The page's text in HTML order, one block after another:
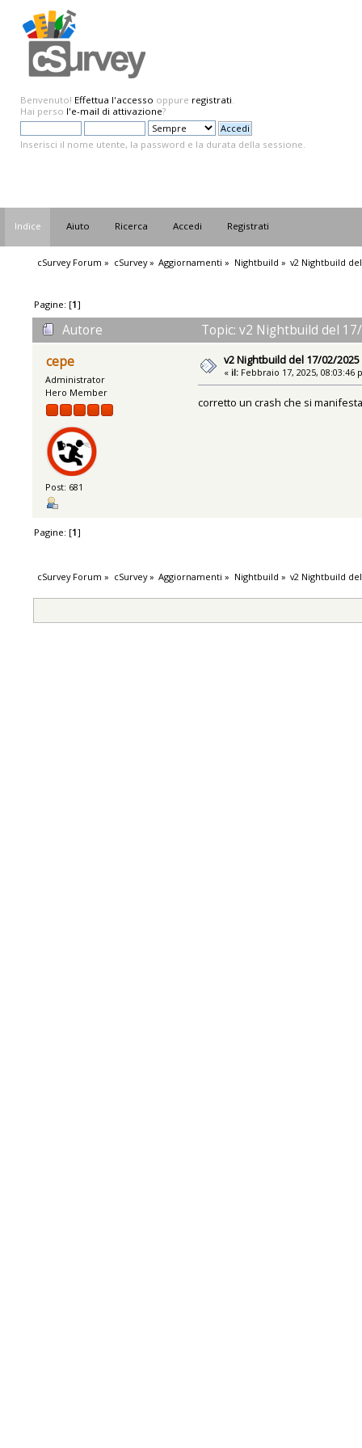
Benvenuto! Effettua l'accesso oppure registrati.
Hai perso l'e-mail di attivazione?
Inserisci il nome utente, la password e la durata della sessione.
Indice Aiuto Ricerca Accedi Registrati
cSurvey Forum » cSurvey» Aggiornamenti » Nightbuild » v2 Nightbuild
Pagine: [1]
Autore
Topic: v2 Nightbuild del
cepe
Administrator
Hero Member
Post: 681
v2 Nightbuild del 17/02/2025
« il: Febbraio 17, 2025, 08:03:46
corretto un crash che si
Pagine: [1]
cSurvey Forum » cSurvey» Aggiornamenti » Nightbuild » v2 Nightbuild